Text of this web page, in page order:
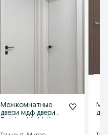
Межкомнатные
двери мдф двери